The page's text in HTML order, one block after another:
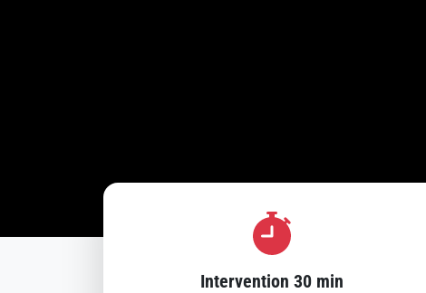
Intervention 30 min